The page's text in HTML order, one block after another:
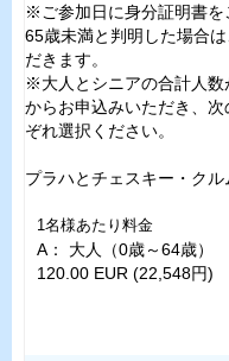
※ご参加日に身分証明書を
65歳未満と判明した場合
だきます。
※大人とシニアの合計人数
からお申込みいただき、
ぞれ選択ください。
プラハとチェスキー・クル
1名様あたり料金
A： 大人（0歳～64歳）
120.00 EUR (22,548円)